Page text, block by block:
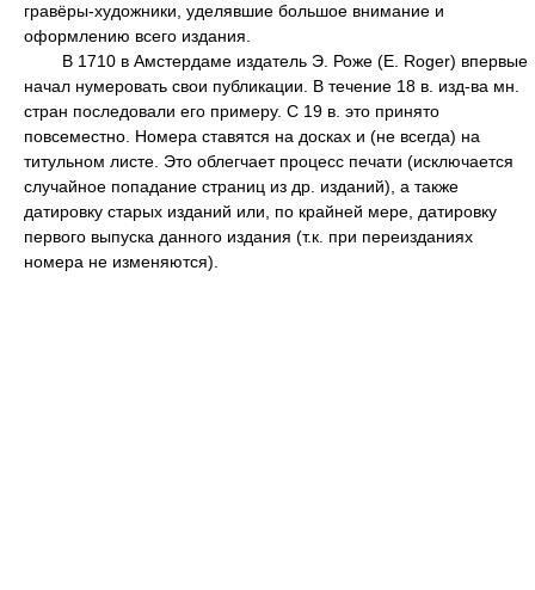
гравёры-художники, уделявшие большое внимание и
оформлению всего издания.
В 1710 в Амстердаме издатель Э. Роже (E. Roger) впервые
начал нумеровать свои публикации. В течение 18 в. изд-ва мн.
стран последовали его примеру. С 19 в. это принято
повсеместно. Номера ставятся на досках и (не всегда) на
титульном листе. Это облегчает процесс печати (исключается
случайное попадание страниц из др. изданий), а также
датировку старых изданий или, по крайней мере, датировку
первого выпуска данного издания (т.к. при переизданиях
номера не изменяются).